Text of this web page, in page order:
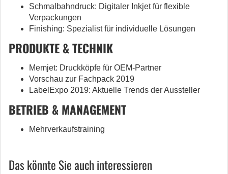
Schmalbahndruck: Digitaler Inkjet für flexible
Verpackungen
Finishing: Spezialist für individuelle Lösungen
PRODUKTE & TECHNIK
Memjet: Druckköpfe für OEM-Partner
Vorschau zur Fachpack 2019
LabelExpo 2019: Aktuelle Trends der Aussteller
BETRIEB & MANAGEMENT
Mehrverkaufstraining
Das könnte Sie auch interessieren